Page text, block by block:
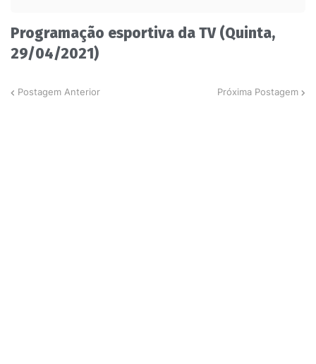
Programação esportiva da TV (Quinta,
29/04/2021)
Postagem Anterior Próxima Postagem